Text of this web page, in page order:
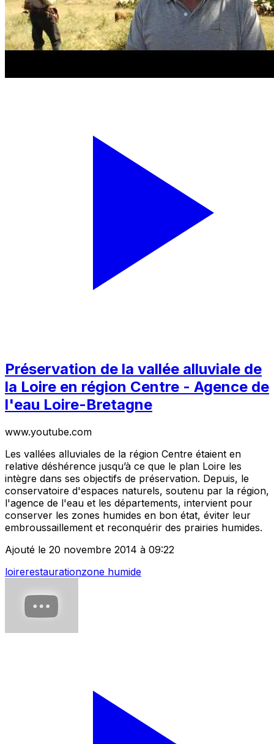
Préservation de la vallée alluviale de
la Loire en région Centre - Agence de
l'eau Loire-Bretagne
www.youtube.com
Les vallées alluviales de la région Centre étaient en
relative déshérence jusqu’à ce que le plan Loire les
intègre dans ses objectifs de préservation. Depuis, le
conservatoire d'espaces naturels, soutenu par la région,
l'agence de l'eau et les départements, intervient pour
conserver les zones humides en bon état, éviter leur
embroussaillement et reconquérir des prairies humides.
Ajouté le 20 novembre 2014 à 09:22
loirerestaurationzone humide